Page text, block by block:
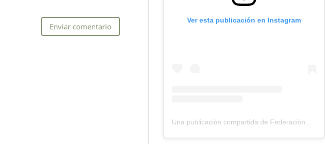
Ver esta publicación en Instagram